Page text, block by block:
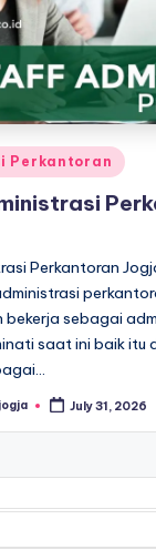
Perkantoran
Perkantoran
sebagai
saat ini baik itu
July 31, 2026